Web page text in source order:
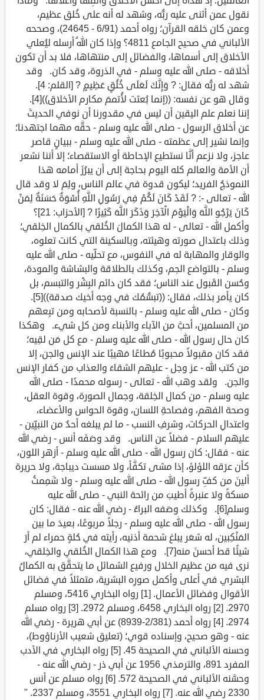
نقول عمن أثنى عليه ربُّه، وشهد له أنه على خُلق عظيم،
وعمن كان خلقه القرآن؛ رواه أحمد (6/91 - 24645)، وصححه
الألباني في صحيح الجامع 4811؟ وإذا كان اللهُ أرسله ليُعلي
الأخلاق إلى أسماها، والفضائل إلى منتهاها، فلا بد أن تكون
أخلاقه - صلى الله عليه وسلم - في الذروة، وقد كان. وقد
شهد له ربُّه فقال: ? وَإِنَّكَ لَعَلَى خُلُقٍ عَظِيمٍ ? [القلم: 4].
وقال هو عن نفسه: ((إنما بُعثت لأُتممَ مكارم الأخلاق))[4].
إننا نعلم علم اليقين أن ليس في مقدورنا أن نوفي الحديثَ
عن أخلاق الرسول - صلى الله عليه وسلم - حقَّه مهما اجتهدنا؛
وإنما نشير إلى عظمته - صلى الله عليه وسلم - ببيانٍ قاصر
عاجز، ولا نزعم أنَّا نستطيع الإحاطة أو الاستقصاء؛ إلا أننا نشعر
أن الأمة والعالم كله اليوم بحاجة إلى أن يبرُزَ أمامه هذا
النموذجُ الفريد؛ ليكون قدوة في عالم الناس، ولِمَ لا وقد قال
الله - تعالى -: ? لَقَدْ كَانَ لَكُمْ فِي رَسُولِ اللَّهِ أُسْوَةٌ حَسَنَةٌ لِمَنْ
كَانَ يَرْجُو اللَّهَ وَالْيَوْمَ الْآخِرَ وَذَكَرَ اللَّهَ كَثِيرًا ? [الأحزاب: 21]؟
وأكمل الله - تعالى - له هذا الكمالَ الخُلقي بالكمال الخِلقي؛
وذلك باعتدال صورته وهيئته، وبالسكينة التي كانت تعلوه،
والوقار والمهابة له في النفوس، مع تحلِّيه - صلى الله عليه
وسلم - بالتواضع الجم، وكذلك بالطلاقة والبشاشة والمودة،
وحُسن القَبول عند الناس؛ فقد كان دائم البِشْر والتبسم، بل
كان يأمر بذلك، فقال: ((تبسُّمُك في وجه أخيك صدقة))[5].
وكان - صلى الله عليه وسلم - بالنسبة لأصحابه ومن تبِعهم
من المسلمين، أحبَّ من الآباء والأبناء ومن كل شيء. وهكذا
كان حال رسول الله - صلى الله عليه وسلم - مع كل مَن لقِيه؛
فقد كان مقبولاً محبوبًا مُطاعًا مَهيبًا عند الإنس والجن، إلا
من كتب الله - عز وجل - عليهم الشقاءَ والعذاب من كفار الإنس
والجن. ولقد وهب الله - تعالى - رسوله محمدًا - صلى الله
عليه وسلم - من كمال الخِلقة، وجمال الصورة، وقوة العقل،
وصحة الفهم، وفصاحةِ اللسان، وقوة الحواس والأعضاء،
واعتدالِ الحركات، وشرفِ النسب - ما لم يبلغه أحدٌ من النبيِّين -
عليهم السلام - فضلاً عن الناس. وقد وصَفَه أنس - رضي الله
عنه - فقال: كان رسول الله - صلى الله عليه وسلم - أزهر اللون،
كأن عرَقه اللؤلؤ، إذا مشى تكفَّأ، ولا مسست ديباجة، ولا حريرة
ألينَ من كفِّ رسول الله - صلى الله عليه وسلم - ولا شَمِمتُ
مسكةً ولا عنبرةً أطيبَ من رائحة النبي - صلى الله عليه
وسلم[6]. وكذلك وصَفه البراءُ - رضي الله عنه - فقال: كان
رسول الله - صلى الله عليه وسلم - رجلاً مربوعًا، بعيدَ ما بين
المَنْكِبين، له شعَر يبلغ شحمة أذنيه، رأيته في حُلةٍ حمراء لم أرَ
شيئًا قط أحسنَ منه[7]. ومع هذا الكمال الخُلقي والخِلقي،
نرى فيه من عظيم الخلال ورفيع الشمائل ما يتحقَّق به الكمالُ
البشري في أعلى وأكمل صورِه البشرية، متمثلاً في فضائل
الأقوال وفضائل الأعمال. [1] رواه البخاري 5416، ومسلم
2970. [2] رواه البخاري 6458، ومسلم 2972. [3] رواه مسلم
2974. [4] رواه أحمد (2/381-8939) عن أبي هريرة - رضي الله
عنه - وهو صحيح، وإسناده قوي؛ (تعليق شعيب الأرناؤوط)،
وحسنه الألباني في الصحيحة 45. [5] رواه البخاري في الأدب
المفرد 891، والترمذي 1956 عن أبي ذر - رضي الله عنه -
وحسَّنه الألباني في الصحيحة 572. [6] رواه مسلم عن أنس
2330 رضي الله عنه. [7] رواه البخاري 3551، ومسلم 2337. "